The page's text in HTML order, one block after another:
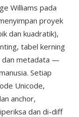
Williams pada
proyek
dan kuadratik),
tabel kerning
dan metadata —
Setiap
Unicode,
anchor,
dan di-diff